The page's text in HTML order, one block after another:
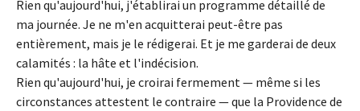
Rien qu'aujourd'hui, j'établirai un programme détaillé de
ma journée. Je ne m'en acquitterai peut-être pas
entièrement, mais je le rédigerai. Et je me garderai de deux
calamités : la hâte et l'indécision.
Rien qu'aujourd'hui, je croirai fermement — même si les
circonstances attestent le contraire — que la Providence de